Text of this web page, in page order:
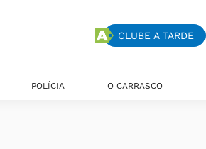
CLUBE A TARDE
POLÍCIA O CARRASCO